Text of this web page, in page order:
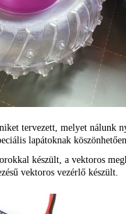
tervezett, melyet nálunk
lapátoknak
készült, a vektoros
vektoros vezérlő készült.